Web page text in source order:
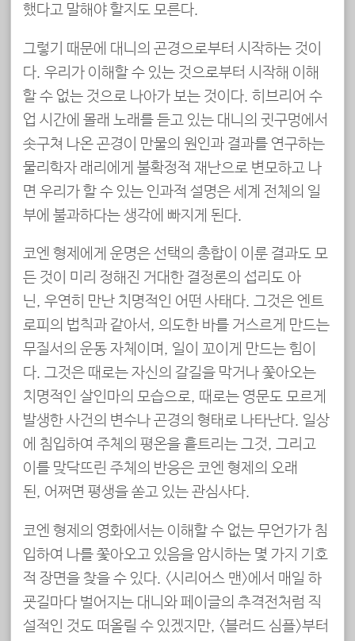
했다고 말해야 할지도 모른다.
그렇기 때문에 대니의 곤경으로부터 시작하는 것이
다. 우리가 이해할 수 있는 것으로부터 시작해 이해
할 수 없는 것으로 나아가 보는 것이다. 히브리어 수
업 시간에 몰래 노래를 듣고 있는 대니의 귓구멍에서
솟구쳐 나온 곤경이 만물의 원인과 결과를 연구하는
물리학자 래리에게 불확정적 재난으로 변모하고 나
면 우리가 할 수 있는 인과적 설명은 세계 전체의 일
부에 불과하다는 생각에 빠지게 된다.
코엔 형제에게 운명은 선택의 총합이 이룬 결과도 모
든 것이 미리 정해진 거대한 결정론의 섭리도 아
닌, 우연히 만난 치명적인 어떤 사태다. 그것은 엔트
로피의 법칙과 같아서, 의도한 바를 거스르게 만드는
무질서의 운동 자체이며, 일이 꼬이게 만드는 힘이
다. 그것은 때로는 자신의 갈길을 막거나 쫓아오는
치명적인 살인마의 모습으로, 때로는 영문도 모르게
발생한 사건의 변수나 곤경의 형태로 나타난다. 일상
에 침입하여 주체의 평온을 흩트리는 그것, 그리고
이를 맞닥뜨린 주체의 반응은 코엔 형제의 오래
된, 어쩌면 평생을 쏟고 있는 관심사다.
코엔 형제의 영화에서는 이해할 수 없는 무언가가 침
입하여 나를 쫓아오고 있음을 암시하는 몇 가지 기호
적 장면을 찾을 수 있다. <시리어스 맨>에서 매일 하
굣길마다 벌어지는 대니와 페이글의 추격전처럼 직
설적인 것도 떠올릴 수 있겠지만, <블러드 심플>부터